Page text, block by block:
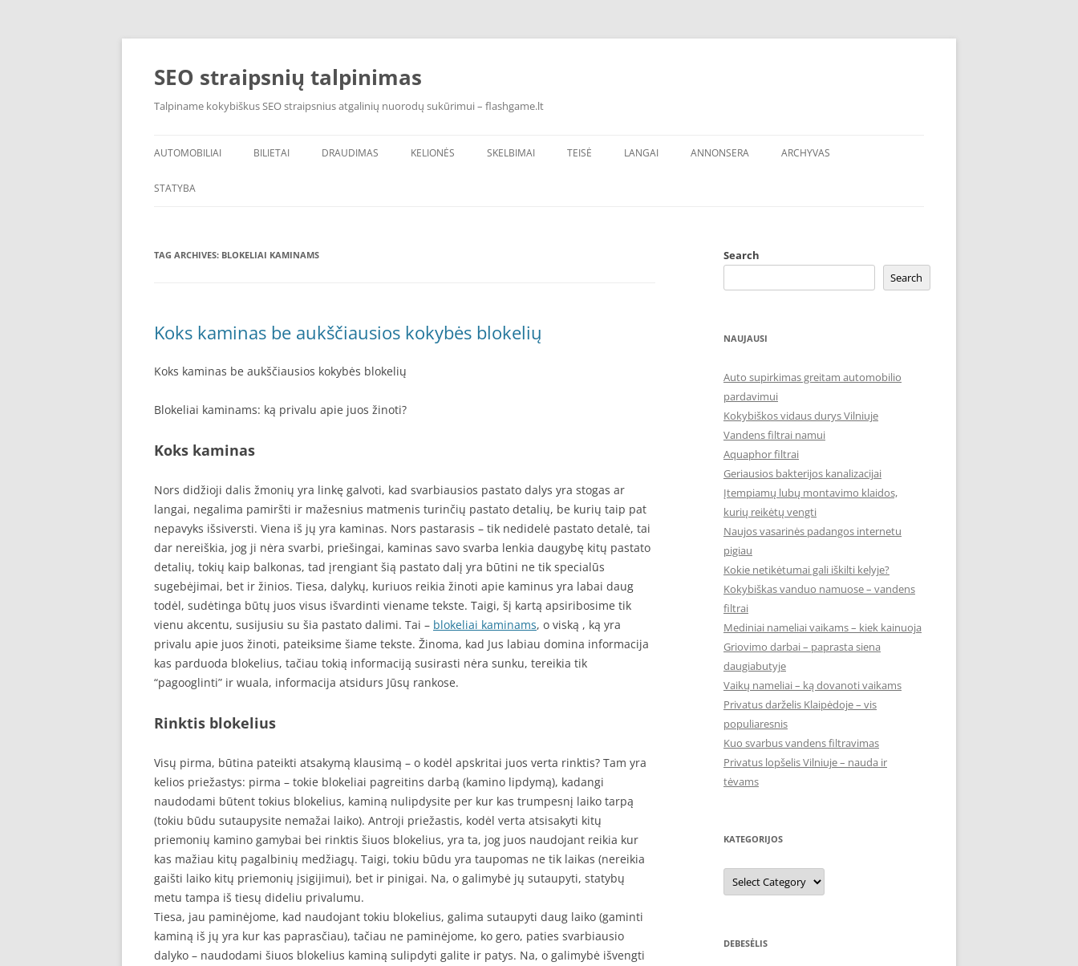
Skip
SEO straipsnių talpinimas
Talpiname kokybiškus SEO straipsnius atgalinių nuorodų sukūrimui – flashgame.lt
AUTOMOBILIAI BILIETAI DRAUDIMAS KELIONĖS SKELBIMAI TEISĖ LANGAI ANNONSERA ARCHYVAS
STATYBA
TAG ARCHIVES: BLOKELIAI KAMINAMS
Koks kaminas be aukščiausios kokybės blokelių
Koks kaminas be aukščiausios kokybės blokelių
Blokeliai kaminams: ką privalu apie juos žinoti?
Koks kaminas
Nors didžioji dalis žmonių yra linkę galvoti, kad svarbiausios pastato dalys yra stogas ar
langai, negalima pamiršti ir mažesnius matmenis turinčių pastato detalių, be kurių taip pat
nepavyks išsiversti. Viena iš jų yra kaminas. Nors pastarasis – tik nedidelė pastato detalė, tai
dar nereiškia, jog ji nėra svarbi, priešingai, kaminas savo svarba lenkia daugybę kitų pastato
detalių, tokių kaip balkonas, tad įrengiant šią pastato dalį yra būtini ne tik specialūs
sugebėjimai, bet ir žinios. Tiesa, dalykų, kuriuos reikia žinoti apie kaminus yra labai daug
todėl, sudėtinga būtų juos visus išvardinti viename tekste. Taigi, šį kartą apsiribosime tik
vienu akcentu, susijusiu su šia pastato dalimi. Tai – blokeliai kaminams, o viską , ką yra
privalu apie juos žinoti, pateiksime šiame tekste. Žinoma, kad Jus labiau domina informacija
kas parduoda blokelius, tačiau tokią informaciją susirasti nėra sunku, tereikia tik
“pagooglinti” ir wuala, informacija atsidurs Jūsų rankose.
Rinktis blokelius
Visų pirma, būtina pateikti atsakymą klausimą – o kodėl apskritai juos verta rinktis? Tam yra
kelios priežastys: pirma – tokie blokeliai pagreitins darbą (kamino lipdymą), kadangi
naudodami būtent tokius blokelius, kaminą nulipdysite per kur kas trumpesnį laiko tarpą
(tokiu būdu sutaupysite nemažai laiko). Antroji priežastis, kodėl verta atsisakyti kitų
priemonių kamino gamybai bei rinktis šiuos blokelius, yra ta, jog juos naudojant reikia kur
kas mažiau kitų pagalbinių medžiagų. Taigi, tokiu būdu yra taupomas ne tik laikas (nereikia
gaišti laiko kitų priemonių įsigijimui), bet ir pinigai. Na, o galimybė jų sutaupyti, statybų
metu tampa iš tiesų dideliu privalumu.
Tiesa, jau paminėjome, kad naudojant tokiu blokelius, galima sutaupyti daug laiko (gaminti
kaminą iš jų yra kur kas paprasčiau), tačiau ne paminėjome, ko gero, paties svarbiausio
dalyko – naudodami šiuos blokelius kaminą sulipdyti galite ir patys. Na, o galimybė išvengti
Search
Search
NAUJAUSI
Auto supirkimas greitam automobilio
pardavimui
Kokybiškos vidaus durys Vilniuje
Vandens filtrai namui
Aquaphor filtrai
Geriausios bakterijos kanalizacijai
Įtempiamų lubų montavimo klaidos,
kurių reikėtų vengti
Naujos vasarinės padangos internetu
pigiau
Kokie netikėtumai gali iškilti kelyje?
Kokybiškas vanduo namuose – vandens
filtrai
Mediniai nameliai vaikams – kiek kainuoja
Griovimo darbai – paprasta siena
daugiabutyje
Vaikų nameliai – ką dovanoti vaikams
Privatus darželis Klaipėdoje – vis
populiaresnis
Kuo svarbus vandens filtravimas
Privatus lopšelis Vilniuje – nauda ir
tėvams
KATEGORIJOS
Kategorijos
DEBESĖLIS